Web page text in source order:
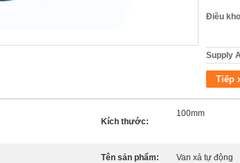
Điều
Supply
Tiếp
Kích thước:
100mm
Tên sản phẩm: Van xả tự động